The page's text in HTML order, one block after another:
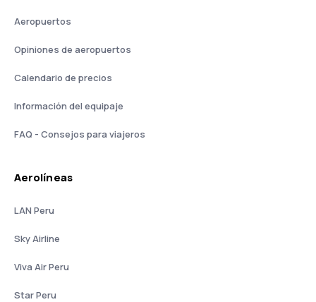
Aeropuertos
Opiniones de aeropuertos
Calendario de precios
Información del equipaje
FAQ - Consejos para viajeros
Aerolíneas
LAN Peru
Sky Airline
Viva Air Peru
Star Peru